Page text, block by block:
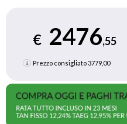
€ 2476,55
Prezzo consigliato3779,00